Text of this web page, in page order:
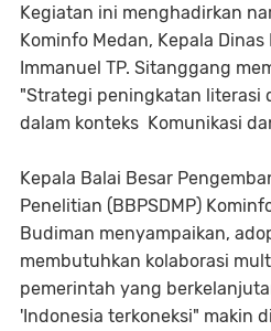
Kegiatan ini menghadirkan
Kominfo Medan, Kepala Dinas
Immanuel TP. Sitanggang
"Strategi peningkatan literasi
dalam konteks Komunikasi
Kepala Balai Besar
Penelitian (BBPSDMP)
Budiman menyampaikan,
membutuhkan kolaborasi
pemerintah yang
'Indonesia terkoneksi" makin